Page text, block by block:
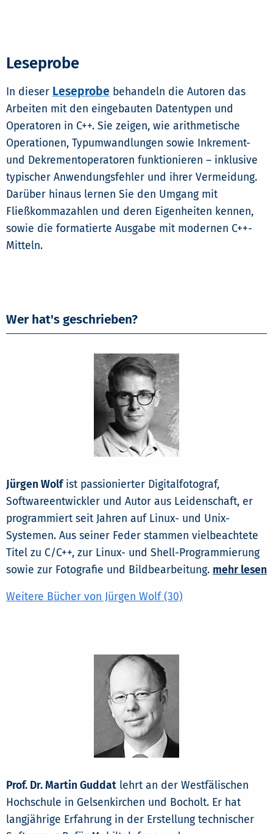
Leseprobe
In dieser Leseprobe behandeln die Autoren das
Arbeiten mit den eingebauten Datentypen und
Operatoren in C++. Sie zeigen, wie arithmetische
Operationen, Typumwandlungen sowie Inkrement-
und Dekrementoperatoren funktionieren – inklusive
typischer Anwendungsfehler und ihrer Vermeidung.
Darüber hinaus lernen Sie den Umgang mit
Fließkommazahlen und deren Eigenheiten kennen,
sowie die formatierte Ausgabe mit modernen C++-
Mitteln.
Wer hat's geschrieben?
Jürgen Wolfist passionierter Digitalfotograf,
Softwareentwickler und Autor aus Leidenschaft, er
programmiert seit Jahren auf Linux- und Unix-
Systemen. Aus seiner Feder stammen vielbeachtete
Titel zu C/C++, zur Linux- und Shell-Programmierung
sowie zur Fotografie und Bildbearbeitung. mehr lesen
Weitere Bücher von Jürgen Wolf (30)
Prof. Dr. Martin Guddat lehrt an der Westfälischen
Hochschule in Gelsenkirchen und Bocholt. Er hat
langjährige Erfahrung in der Erstellung technischer